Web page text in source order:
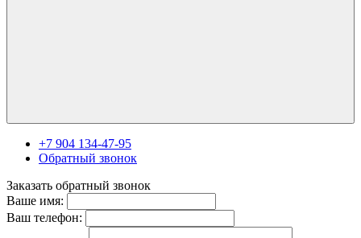
+7 904 134-47-95
Обратный звонок
Заказать обратный звонок
Ваше имя:
Ваш телефон: